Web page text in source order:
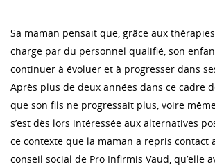
Sa maman pensait que, grâce aux
charge par du personnel qualifié, son
continuer à évoluer et à progresser dans
Après plus de deux années dans ce cadre
que son fils ne progressait plus, voire
s’est dès lors intéressée aux alternatives
ce contexte que la maman a repris contact
conseil social de Pro Infirmis Vaud, qu’elle